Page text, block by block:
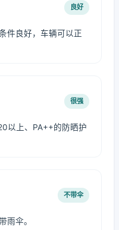
良好
件良好，车辆可以正
很强
以上、PA++的防晒护
不带伞
雨伞。